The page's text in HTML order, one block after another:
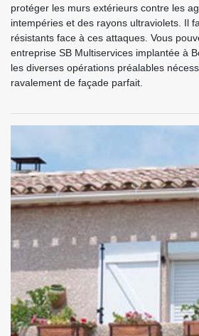
protéger les murs extérieurs contre les
intempéries et des rayons ultraviolets. Il
résistants face à ces attaques. Vous
entreprise SB Multiservices implantée à
les diverses opérations préalables
ravalement de façade parfait.